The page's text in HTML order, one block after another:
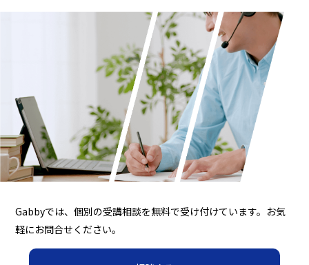
Gabbyでは、個別の受講相談を無料で受け付けています。お気
軽にお問合せください。